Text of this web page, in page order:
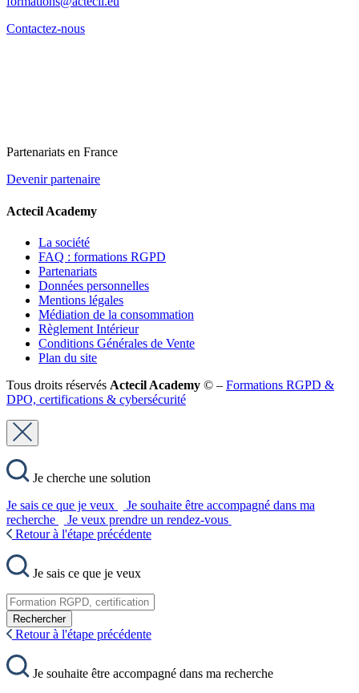
Contactez-nous
Partenariats en France
Devenir partenaire
Actecil Academy
La société
FAQ : formations RGPD
Partenariats
Données personnelles
Mentions légales
Médiation de la consommation
Règlement Intérieur
Conditions Générales de Vente
Plan du site
Tous droits réservés Actecil Academy © – Formations RGPD &
DPO, certifications & cybersécurité
Je cherche une solution
Je sais ce que je veux
Je souhaite être accompagné dans ma
recherche
Je veux prendre un rendez-vous
Retour à l'étape précédente
Je sais ce que je veux
Rechercher
Retour à l'étape précédente
Je souhaite être accompagné dans ma recherche